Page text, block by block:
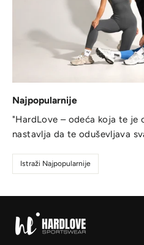
Najpopularnije
"HardLove – odeća koja te je
nastavlja da te oduševljava
Istraži Najpopularnije